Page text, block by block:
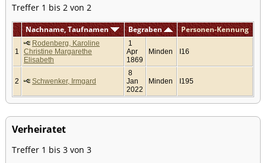
Treffer 1 bis 2 von 2
Nachname, Taufnamen Begraben Personen-Kennung
1
Rodenberg, Karoline
Christine Margarethe
Elisabeth
1
Apr
1869
Minden I16
2 Schwenker, Irmgard
8
Jan
2022
Minden I195
Verheiratet
Treffer 1 bis 3 von 3